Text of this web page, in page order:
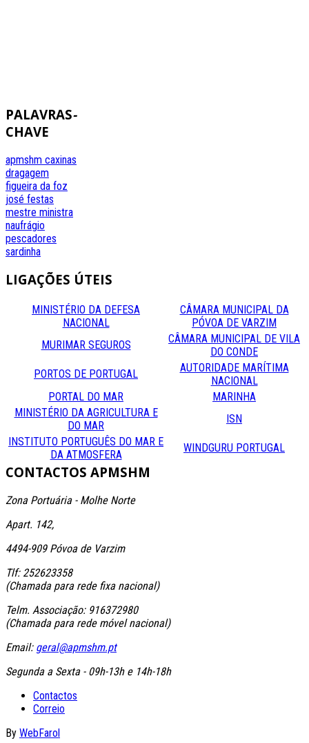
PALAVRAS-
CHAVE
apmshm caxinas
dragagem
figueira da foz
josé festas
mestre ministra
naufrágio
pescadores
sardinha
LIGAÇÕES ÚTEIS
MINISTÉRIO DA DEFESA
NACIONAL
CÂMARA MUNICIPAL DA
PÓVOA DE VARZIM
MURIMAR SEGUROS
CÂMARA MUNICIPAL DE VILA
DO CONDE
PORTOS DE PORTUGAL
AUTORIDADE MARÍTIMA
NACIONAL
PORTAL DO MAR
MARINHA
MINISTÉRIO DA AGRICULTURA E
DO MAR
ISN
INSTITUTO PORTUGUÊS DO MAR E
DA ATMOSFERA
WINDGURU PORTUGAL
CONTACTOS APMSHM
Zona Portuária - Molhe Norte
Apart. 142,
4494-909 Póvoa de Varzim
Tlf: 252623358
(Chamada para rede fixa nacional)
Telm. Associação: 916372980
(Chamada para rede móvel nacional)
Email: geral@apmshm.pt
Segunda a Sexta - 09h-13h e 14h-18h
Contactos
Correio
By WebFarol